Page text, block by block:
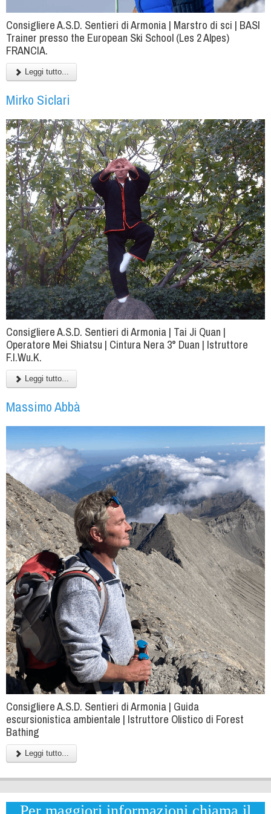
Consigliere A.S.D. Sentieri di Armonia | Marstro di sci | BASI
Trainer presso the European Ski School (Les 2 Alpes)
FRANCIA.
Leggi tutto...
Mirko Siclari
Consigliere A.S.D. Sentieri di Armonia | Tai Ji Quan |
Operatore Mei Shiatsu | Cintura Nera 3° Duan | Istruttore
F.I.Wu.K.
Leggi tutto...
Massimo Abbà
Consigliere A.S.D. Sentieri di Armonia | Guida
escursionistica ambientale | Istruttore Olistico di Forest
Bathing
Leggi tutto...
Per maggiori informazioni chiama il